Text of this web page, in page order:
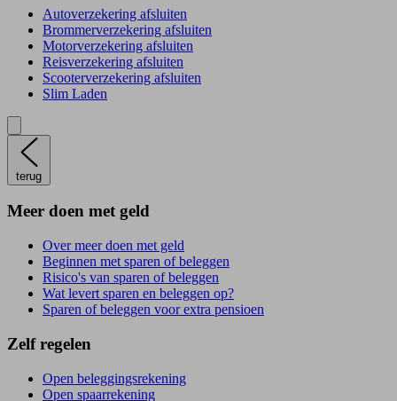
Autoverzekering afsluiten
Brommerverzekering afsluiten
Motorverzekering afsluiten
Reisverzekering afsluiten
Scooterverzekering afsluiten
Slim Laden
terug
Meer doen met geld
Over meer doen met geld
Beginnen met sparen of beleggen
Risico's van sparen of beleggen
Wat levert sparen en beleggen op?
Sparen of beleggen voor extra pensioen
Zelf regelen
Open beleggingsrekening
Open spaarrekening